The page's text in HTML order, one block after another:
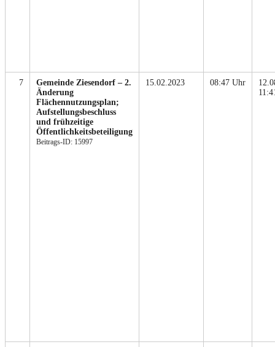
7
Gemeinde Ziesendorf – 2.
Änderung
Flächennutzungsplan;
Aufstellungsbeschluss
und frühzeitige
Öffentlichkeitsbeteiligung
Beitrags-ID: 15997
15.02.2023 08:47 Uhr